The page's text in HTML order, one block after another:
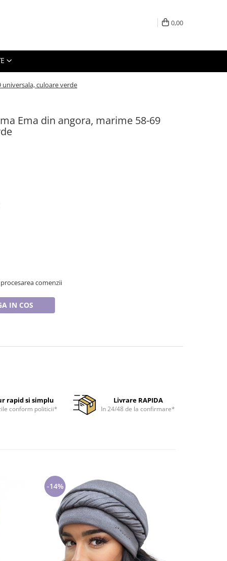
0,00
universala, culoare verde
Ema din angora, marime 58-69
comenzii
IN COS
rapid si simplu
conform politicii*
Livrare RAPIDA
In 24/48 de la confirmare*
-14%